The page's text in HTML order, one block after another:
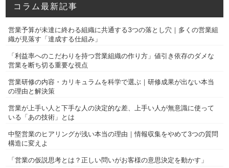
コラム最新記事
営業予算が未達に終わる組織に共通する3つの落とし穴｜多くの営業組
織が見落す「達成する仕組み」
「利益率へのこだわりを持つ営業組織の作り方」値引き依存のダメな
営業を断ち切る重要な視点
営業研修の内容・カリキュラムを科学で選ぶ｜研修成果が出ない本当
の理由と解決策
営業が上手い人と下手な人の決定的な差、上手い人が無意識に使って
いる「あの技術」とは
中堅営業のヒアリングが浅い本当の理由｜情報収集をやめて3つの質問
構造に変えよ
「営業の仮説思考とは？正しい問いがお客様の意思決定を動かす」